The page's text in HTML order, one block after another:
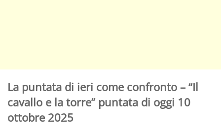
La puntata di ieri come confronto – “Il
cavallo e la torre” puntata di oggi 10
ottobre 2025